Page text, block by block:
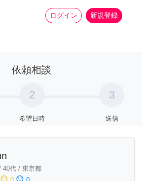
ログイン 新規登録
家事 more_horiz
依頼相談
2
希望日時
3
送信
40代 / 東京都
sentiment_neutral sentiment_dissatisfied